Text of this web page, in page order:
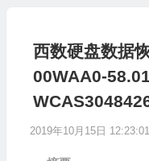
西数硬盘数据
00WAA0-
2019年10月15日 12:23:01